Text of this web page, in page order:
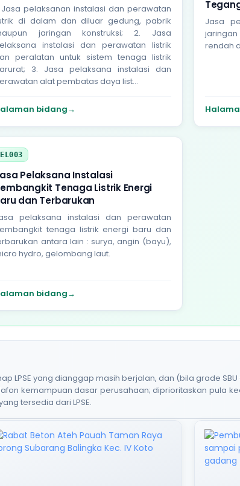
Jasa pelaksanan instalasi dan perawatan
di dalam dan diluar gedung, pabrik
jaringan konstruksi; 2. Jasa
instalasi dan perawatan listrik
peralatan untuk sistem tenaga listrik
3. Jasa pelaksana instalasi dan
alat pembatas daya list...
bidang→
Jasa
rendah
EL003
Pelaksana Instalasi
Tenaga Listrik Energi
dan Terbarukan
pelaksana instalasi dan perawatan
tenaga listrik energi baru dan
antara lain : surya, angin (bayu),
hydro, gelombang laut.
bidang→
LPSE yang dianggap masih berjalan, dan (bila grade
kemampuan dasar perusahaan; diprioritaskan pula
tersedia dari LPSE.